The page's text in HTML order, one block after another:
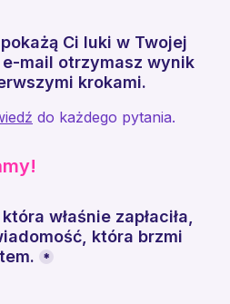
Ci luki w Twojej
mail otrzymasz wynik
krokami.
do każdego pytania.
właśnie zapłaciła,
która brzmi
*